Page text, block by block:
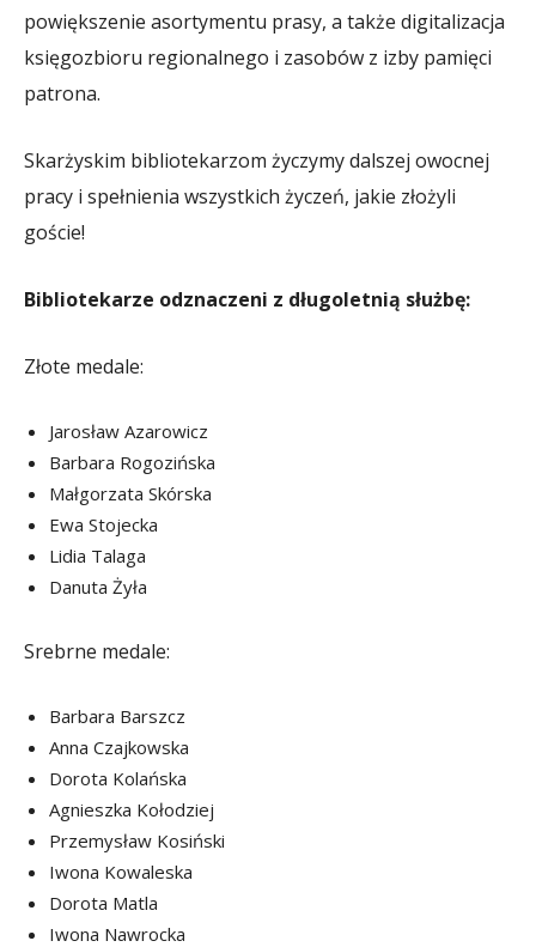
powiększenie asortymentu prasy, a także digitalizacja
księgozbioru regionalnego i zasobów z izby pamięci
patrona.
Skarżyskim bibliotekarzom życzymy dalszej owocnej
pracy i spełnienia wszystkich życzeń, jakie złożyli
goście!
Bibliotekarze odznaczeni z długoletnią służbę:
Złote medale:
Jarosław Azarowicz
Barbara Rogozińska
Małgorzata Skórska
Ewa Stojecka
Lidia Talaga
Danuta Żyła
Srebrne medale:
Barbara Barszcz
Anna Czajkowska
Dorota Kolańska
Agnieszka Kołodziej
Przemysław Kosiński
Iwona Kowaleska
Dorota Matla
Iwona Nawrocka